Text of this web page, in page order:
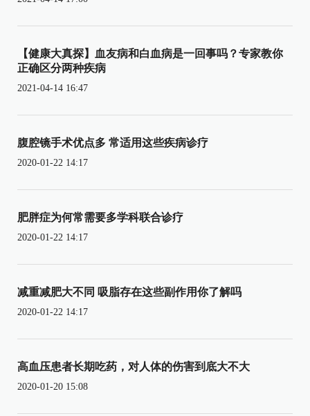
【健康大真探】血友病和白血病是一回事吗？专家教你
正确区分两种疾病
2021-04-14 16:47
腹腔镜手术优点多 常适用这些疾病诊疗
2020-01-22 14:17
肥胖症为何常需要多学科联合诊疗
2020-01-22 14:17
减重减肥大不同 吸脂存在这些副作用你了解吗
2020-01-22 14:17
高血压患者长期吃药，对人体的伤害到底大不大
2020-01-20 15:08